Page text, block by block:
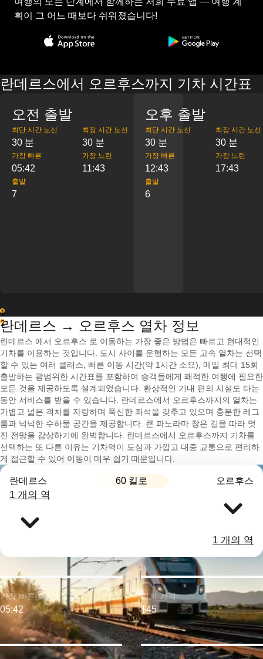
획이 그 어느 때보다 쉬워졌습니다!
란데르스에서 오르후스까지 기차 시간표
오전 출발
최단 시간 노선
30 분
최장 시간 노선
30 분
가장 빠른
05:42
가장 느린
11:43
출발
7
오후 출발
최단 시간 노선
30 분
최장 시간 노선
30 분
가장 빠른
12:43
가장 느린
17:43
출발
6
1
2
란데르스 → 오르후스 열차 정보
란데르스 에서 오르후스 로 이동하는 가장 좋은 방법은 빠르고 현대적인
기차를 이용하는 것입니다. 도시 사이를 운행하는 모든 고속 열차는 선택
할 수 있는 여러 클래스, 빠른 이동 시간(약 1시간 소요), 매일 최대 15회
출발하는 광범위한 시간표를 포함하여 승객들에게 쾌적한 여행에 필요한
모든 것을 제공하도록 설계되었습니다. 환상적인 기내 편의 시설도 타는
동안 서비스를 받을 수 있습니다. 란데르스에서 오르후스까지의 열차는
가볍고 넓은 객차를 자랑하며 푹신한 좌석을 갖추고 있으며 충분한 레그
룸과 넉넉한 수하물 공간을 제공합니다. 큰 파노라마 창은 길을 따라 멋
진 전망을 감상하기에 완벽합니다. 란데르스에서 오르후스까지 기차를
선택하는 또 다른 이유는 기차역이 도심과 가깝고 대중 교통으로 편리하
게 접근할 수 있어 이동이 매우 쉽기 때문입니다.
란데르스 60 킬로 오르후스
1 개의 역
1 개의 역
가장 빠른 출발:
05:42
최저 가격:
$45